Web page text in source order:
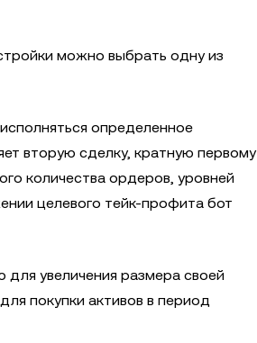
можно выбрать одну из
определенное
вторую сделку, кратную первому
количества ордеров, уровней
целевого тейк-профита бот
увеличения размера своей
покупки активов в период